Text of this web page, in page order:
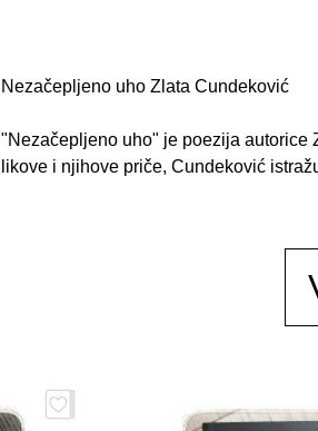
Nezačepljeno uho Zlata Cundeković
"Nezačepljeno uho" je poezija autorice
likove i njihove priče, Cundeković